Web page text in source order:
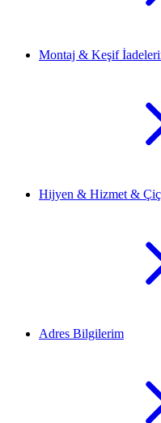
Montaj & Keşif
Hijyen & Hizmet &
Adres Bilgilerim